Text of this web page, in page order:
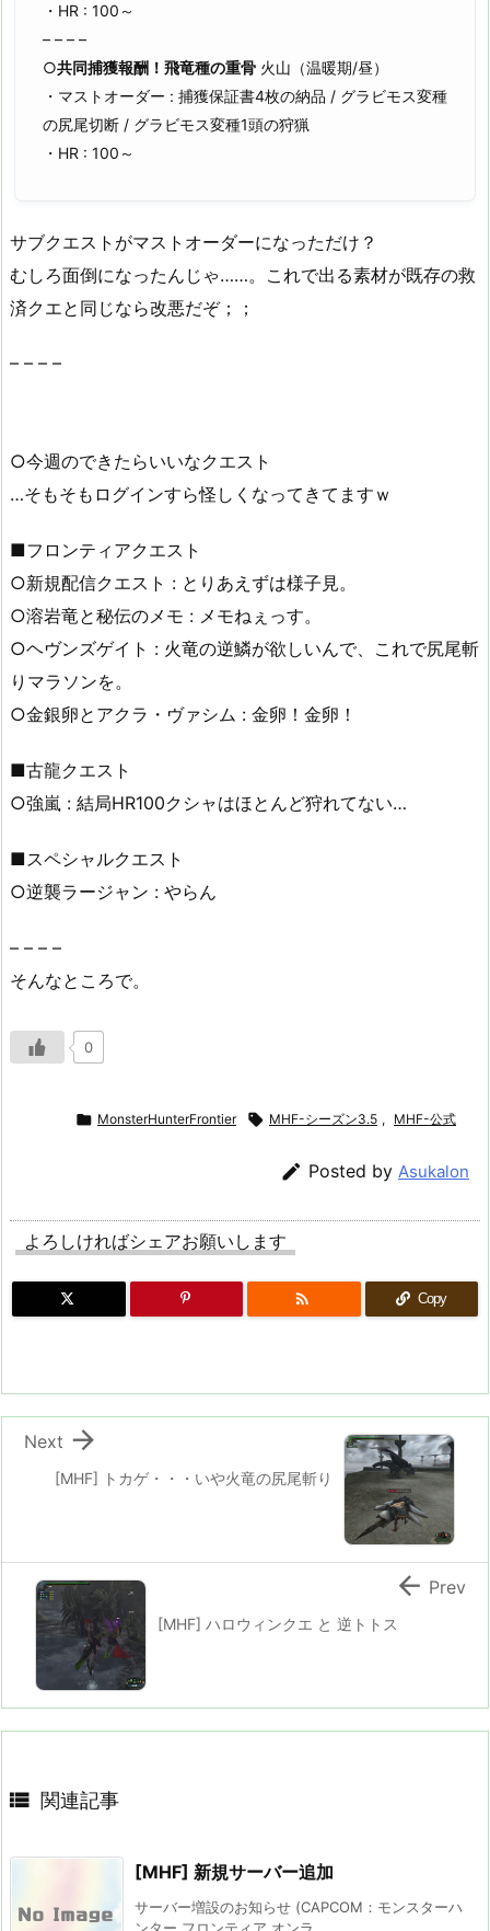
・HR : 100～
– – – –
○共同捕獲報酬！飛竜種の重骨 火山（温暖期/昼）
・マストオーダー : 捕獲保証書4枚の納品 / グラビモス変種
の尻尾切断 / グラビモス変種1頭の狩猟
・HR : 100～
サブクエストがマストオーダーになっただけ？
むしろ面倒になったんじゃ……。これで出る素材が既存の救
済クエと同じなら改悪だぞ；；
– – – –
○今週のできたらいいなクエスト
…そもそもログインすら怪しくなってきてますｗ
■フロンティアクエスト
○新規配信クエスト : とりあえずは様子見。
○溶岩竜と秘伝のメモ : メモねぇっす。
○ヘヴンズゲイト : 火竜の逆鱗が欲しいんで、これで尻尾斬
りマラソンを。
○金銀卵とアクラ・ヴァシム : 金卵！金卵！
■古龍クエスト
○強嵐 : 結局HR100クシャはほとんど狩れてない…
■スペシャルクエスト
○逆襲ラージャン : やらん
– – – –
そんなところで。
0
 MonsterHunterFrontier  MHF-シーズン3.5 , MHF-公式
 Posted by Asukalon
よろしければシェアお願いします
 Copy
[MHF] トカゲ・・・いや火竜の尻尾斬り

Next
[MHF] ハロウィンクエ と 逆トトス
 Prev
 関連記事
[MHF] 新規サーバー追加
サーバー増設のお知らせ (CAPCOM：モンスターハ